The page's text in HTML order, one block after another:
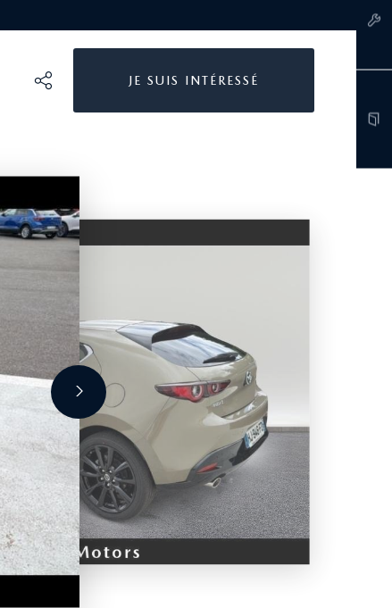
JE SUIS INTÉRESSÉ